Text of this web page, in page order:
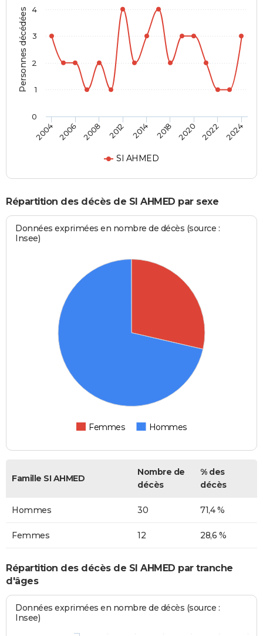
Personnes décédées
SI AHMED
2004 2006 2008 2012 2014 2018 2020 2022 2024
0
1
2
3
4
Répartition des décès de SI AHMED par sexe
Données exprimées en nombre de décès (source :
Insee)
Femmes Hommes
Famille SI AHMED
Nombre de
décès
% des
décès
Hommes 30 71,4 %
Femmes 12 28,6 %
Répartition des décès de SI AHMED par tranche
d'âges
Données exprimées en nombre de décès (source :
Insee)